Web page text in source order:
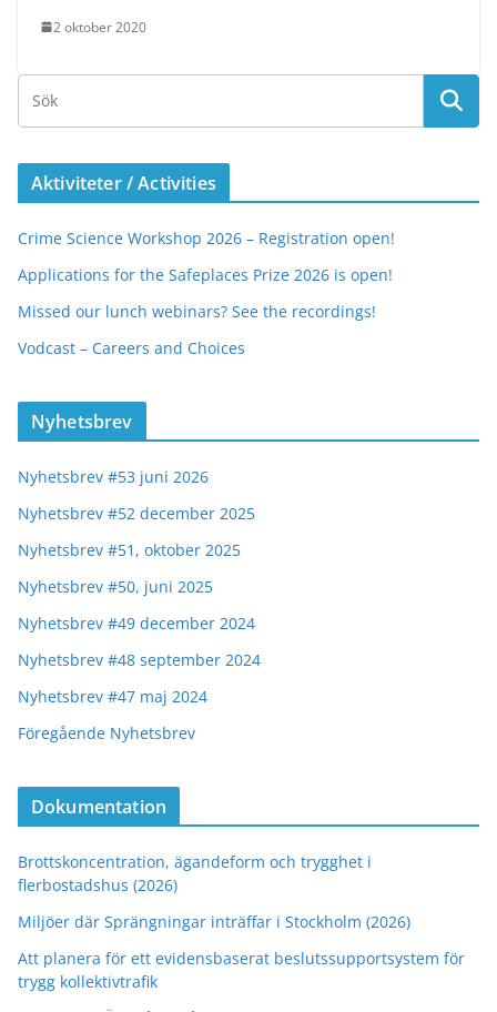
2 oktober 2020
Aktiviteter / Activities
Crime Science Workshop 2026 – Registration open!
Applications for the Safeplaces Prize 2026 is open!
Missed our lunch webinars? See the recordings!
Vodcast – Careers and Choices
Nyhetsbrev
Nyhetsbrev #53 juni 2026
Nyhetsbrev #52 december 2025
Nyhetsbrev #51, oktober 2025
Nyhetsbrev #50, juni 2025
Nyhetsbrev #49 december 2024
Nyhetsbrev #48 september 2024
Nyhetsbrev #47 maj 2024
Föregående Nyhetsbrev
Dokumentation
Brottskoncentration, ägandeform och trygghet i
flerbostadshus (2026)
Miljöer där Sprängningar inträffar i Stockholm (2026)
Att planera för ett evidensbaserat beslutssupportsystem för
trygg kollektivtrafik